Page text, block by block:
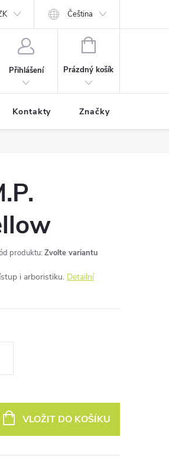
Čeština
Přihlášení
NÁKUPNÍ
Prázdný košík
Kontakty Značky
produktu: Zvolte variantu
i arboristiku. Detailní
VLOŽIT DO KOŠÍKU